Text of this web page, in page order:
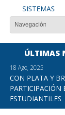
SISTEMAS
ÚLTIMAS
18 Ago, 2025
CON PLATA Y
PARTICIPACIÓN
ESTUDIANTILES